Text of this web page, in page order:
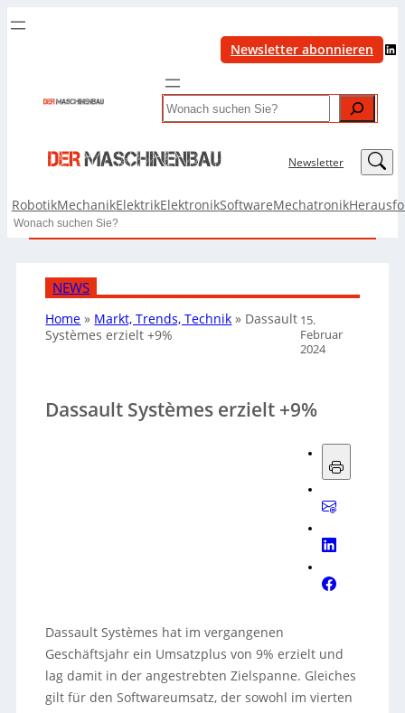
Newsletter abonnieren LinkedIn
Search
Newsletter LinkedIn
RobotikMechanikElektrikElektronikSoftwareMechatronik
Search
NEWS
Home » Markt, Trends, Technik » Dassault
Systèmes erzielt +9%
15.
Februar
2024
Dassault Systèmes erzielt +9%
Dassault Systèmes hat im vergangenen
Geschäftsjahr ein Umsatzplus von 9% erzielt und
lag damit in der angestrebten Zielspanne. Gleiches
gilt für den Softwareumsatz, der sowohl im vierten